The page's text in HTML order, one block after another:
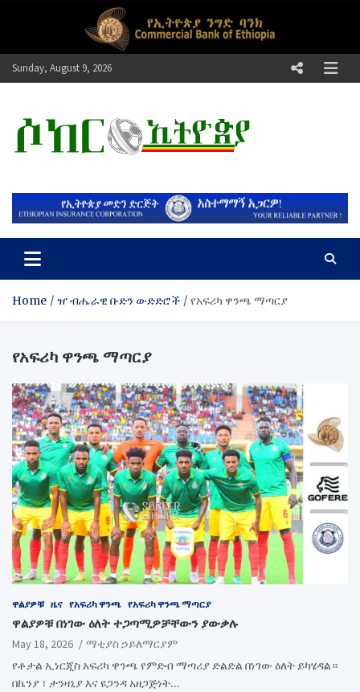
Sunday, August 9, 2026
ሶከር ኢትዮጵያ
Home ዠ ብሔራዊ ቡድን ውድድሮች የአፍሪካ ዋንጫ ማጣርያ
የአፍሪካ ዋንጫ ማጣርያ
ዋልያዎቹ ዜና የአፍሪካ ዋንጫ የአፍሪካ ዋንጫ ማጣርያ
ዋልያዎቹ በነገው ዕለት ተጋጣሚዎቻቸውን ያውቃሉ
May 18, 2026
ማቲያስ ኃይለማርያም
የቶታል ኢነርጂስ አፍሪካ ዋንጫ የምድብ ማጣሪያ ድልድል በነገው ዕለት ይካሄዳል።
በኬንያ ፣ ታንዛኒያ እና ዩጋንዳ አዘጋጅነት…